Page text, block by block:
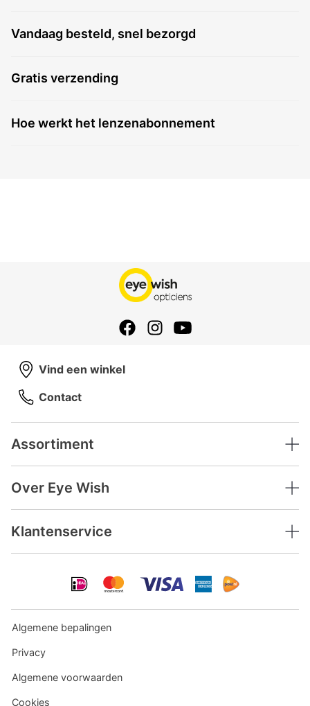
Vandaag besteld, snel bezorgd
Gratis verzending
Hoe werkt het lenzenabonnement
Assortiment
Over Eye Wish
Klantenservice
Vind een winkel
Contact
Algemene bepalingen
Privacy
Algemene voorwaarden
Cookies